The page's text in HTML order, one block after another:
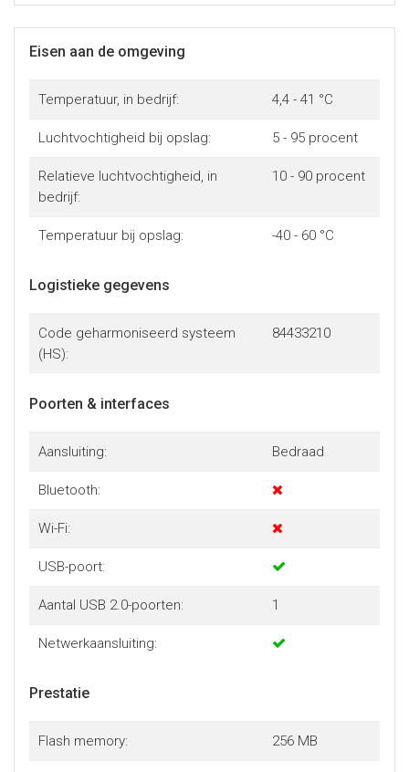
Eisen aan de omgeving
Temperatuur, in bedrijf: 4,4 - 41 °C
Luchtvochtigheid bij opslag: 5 - 95 procent
Relatieve luchtvochtigheid, in
bedrijf:
10 - 90 procent
Temperatuur bij opslag: -40 - 60 °C
Logistieke gegevens
Code geharmoniseerd systeem
(HS):
84433210
Poorten & interfaces
Aansluiting: Bedraad
Bluetooth:
Wi-Fi:
USB-poort:
Aantal USB 2.0-poorten: 1
Netwerkaansluiting:
Prestatie
Flash memory: 256 MB